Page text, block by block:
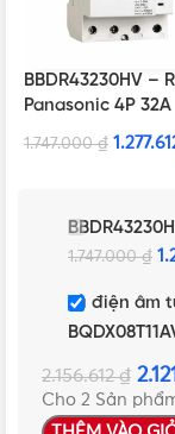
BBDR43230HV –
Panasonic 4P 32A
1.747.000₫
1.747.000₫
Tủ điện âm
2.156.612₫
Cho 2 Sản